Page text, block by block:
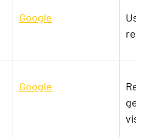
Google
Used
Google